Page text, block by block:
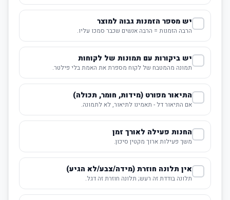
יש מספר הזמנות גבוה למוצר
הרבה הזמנות = הרבה אנשים שכבר סמכו עליו.
יש ביקורות עם תמונות של לקוחות
תמונה מהמטבח של לקוח מספרת את האמת בלי פילטר.
התיאור מפורט (מידות, חומר, תכולה)
אם התיאור דל - תאמינו לתיאור, לא לתמונה.
החנות פעילה לאורך זמן
משך פעילות ארוך מקטין סיכון.
אין תלונה חוזרת (מידה/צבע/לא הגיע)
תלונה בודדת זה רעש; תלונה חוזרת זה דגל.